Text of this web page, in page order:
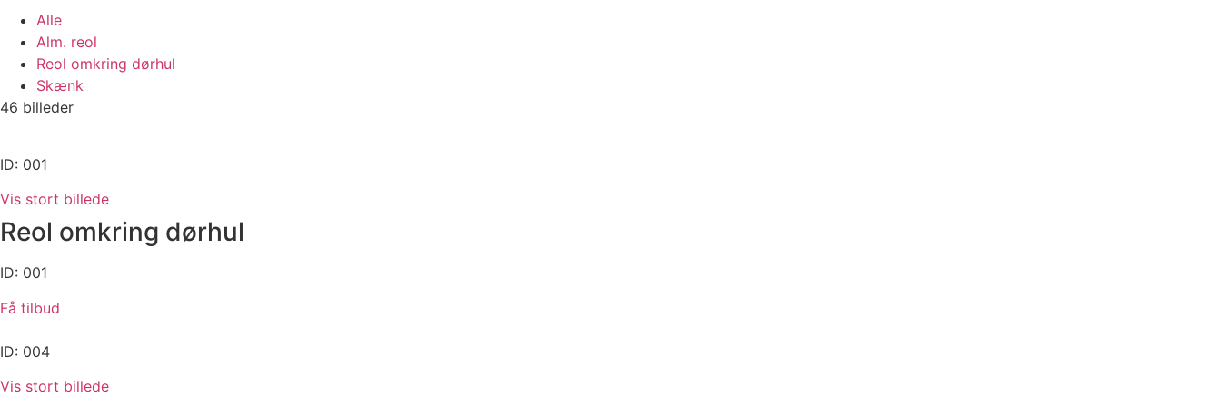
Alle
Alm. reol
Reol omkring dørhul
Skænk
46 billeder
ID: 001
Vis stort billede
Reol omkring dørhul
ID: 001
Få tilbud
ID: 004
Vis stort billede